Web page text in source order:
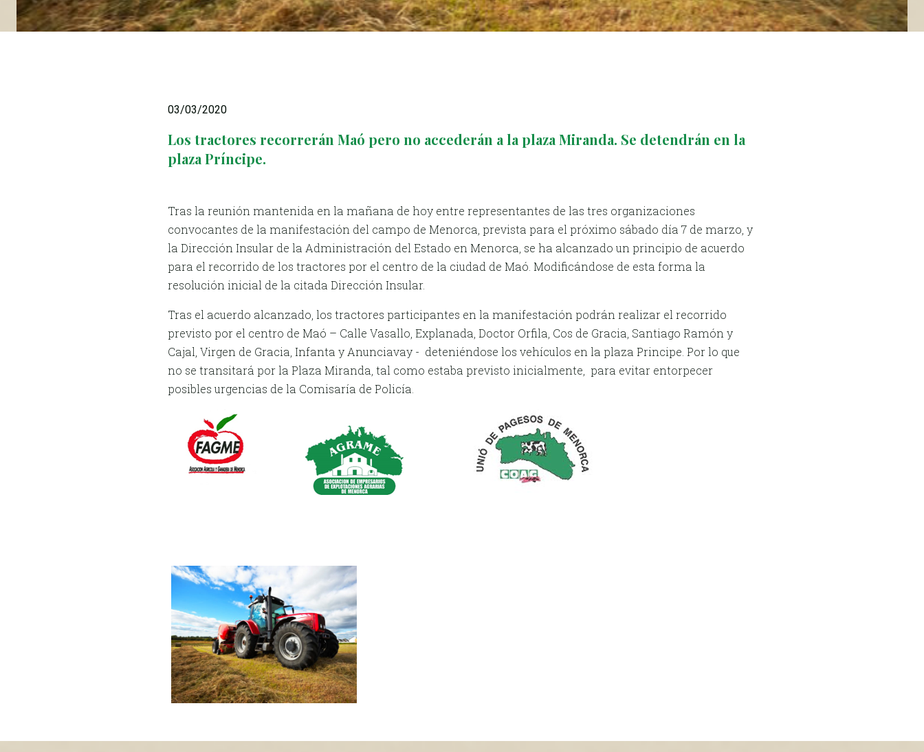
03/03/2020
Los tractores recorrerán Maó pero no accederán a la plaza Miranda. Se detendrán en la
plaza Príncipe.
Tras la reunión mantenida en la mañana de hoy entre representantes de las tres organizaciones
convocantes de la manifestación del campo de Menorca, prevista para el próximo sábado día 7 de marzo, y
la Dirección Insular de la Administración del Estado en Menorca, se ha alcanzado un principio de acuerdo
para el recorrido de los tractores por el centro de la ciudad de Maó. Modificándose de esta forma la
resolución inicial de la citada Dirección Insular.
Tras el acuerdo alcanzado, los tractores participantes en la manifestación podrán realizar el recorrido
previsto por el centro de Maó – Calle Vasallo, Explanada, Doctor Orfila, Cos de Gracia, Santiago Ramón y
Cajal, Virgen de Gracia, Infanta y Anunciavay - deteniéndose los vehículos en la plaza Principe. Por lo que
no se transitará por la Plaza Miranda, tal como estaba previsto inicialmente, para evitar entorpecer
posibles urgencias de la Comisaría de Policía.